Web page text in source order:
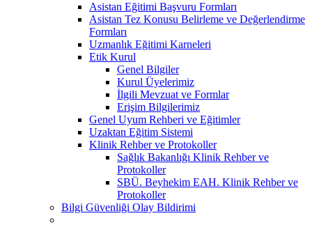
Asistan Eğitimi Başvuru Formları
Asistan Tez Konusu Belirleme ve Değerlendirme
Formları
Uzmanlık Eğitimi Karneleri
Etik Kurul
Genel Bilgiler
Kurul Üyelerimiz
İlgili Mevzuat ve Formlar
Erişim Bilgilerimiz
Genel Uyum Rehberi ve Eğitimler
Uzaktan Eğitim Sistemi
Klinik Rehber ve Protokoller
Sağlık Bakanlığı Klinik Rehber ve
Protokoller
SBÜ. Beyhekim EAH. Klinik Rehber ve
Protokoller
Bilgi Güvenliği Olay Bildirimi